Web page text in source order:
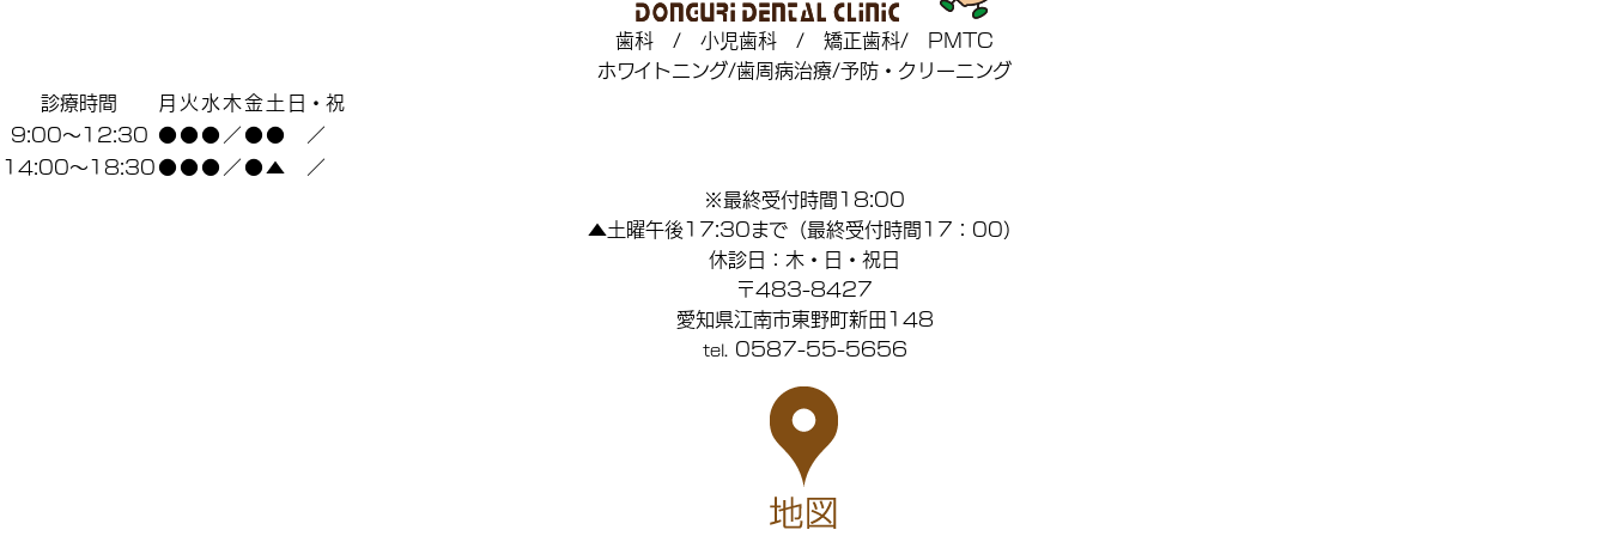
歯科 / 小児歯科 / 矯正歯科/ PMTC
ホワイトニング/歯周病治療/予防・クリーニング
診療時間
月 火水木金土 日・祝
9:00～12:30 ●●●／●●
／
14:00～18:30●●●／●▲
／
※最終受付時間18:00
▲土曜午後17:30まで（最終受付時間17：00）
休診日：木・日・祝日
〒483-8427
愛知県江南市東野町新田148
tel.0587-55-5656